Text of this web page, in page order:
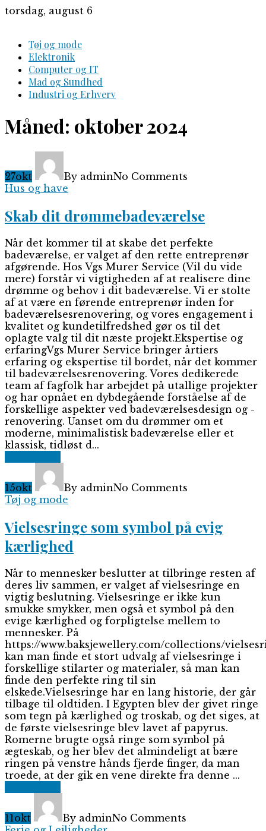
Skip
torsdag, august 6
Tøj og mode
Elektronik
Computer og IT
Mad og Sundhed
Industri og Erhverv
Måned: oktober 2024
27okt By adminNo Comments
Hus og have
Skab dit drømmebadeværelse
Når det kommer til at skabe det perfekte
badeværelse, er valget af den rette entreprenør
afgørende. Hos Vgs Murer Service (Vil du vide
mere) forstår vi vigtigheden af at realisere dine
drømme og behov i dit badeværelse. Vi er stolte
af at være en førende entreprenør inden for
badeværelsesrenovering, og vores engagement i
kvalitet og kundetilfredshed gør os til det
oplagte valg til dit næste projekt.Ekspertise og
erfaringVgs Murer Service bringer årtiers
erfaring og ekspertise til bordet, når det kommer
til badeværelsesrenovering. Vores dedikerede
team af fagfolk har arbejdet på utallige projekter
og har opnået en dybdegående forståelse af de
forskellige aspekter ved badeværelsesdesign og -
renovering. Uanset om du drømmer om et
moderne, minimalistisk badeværelse eller et
klassisk, tidløst d...
15okt By adminNo Comments
Tøj og mode
Vielsesringe som symbol på evig
kærlighed
Når to mennesker beslutter at tilbringe resten af
deres liv sammen, er valget af vielsesringe en
vigtig beslutning. Vielsesringe er ikke kun
smukke smykker, men også et symbol på den
evige kærlighed og forpligtelse mellem to
mennesker. På
https://www.baksjewellery.com/collections/
kan man finde et stort udvalg af vielsesringe i
forskellige stilarter og materialer, så man kan
finde den perfekte ring til sin
elskede.Vielsesringe har en lang historie, der går
tilbage til oldtiden. I Egypten blev der givet ringe
som tegn på kærlighed og troskab, og det siges, at
de første vielsesringe blev lavet af papyrus.
Romerne brugte også ringe som symbol på
ægteskab, og her blev det almindeligt at bære
ringen på venstre hånds fjerde finger, da man
troede, at der gik en vene direkte fra denne ...
11 okt By adminNo Comments